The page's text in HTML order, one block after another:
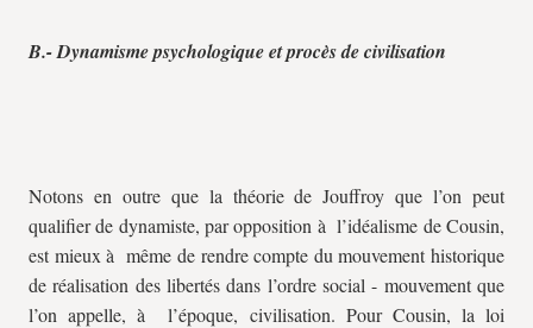
B.- Dynamisme psychologique et procès de civilisation
Notons en outre que la théorie de Jouffroy que l’on peut
qualifier de dynamiste, par opposition à l’idéalisme de Cousin,
est mieux à même de rendre compte du mouvement historique
de réalisation des libertés dans l’ordre social - mouvement que
l’on appelle, à l’époque, civilisation. Pour Cousin, la loi